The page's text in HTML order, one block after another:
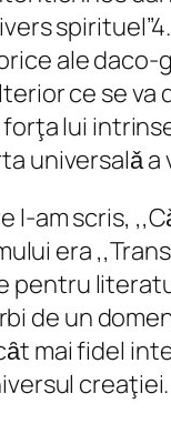
ale daco-
ce se va
lui
universalǎ a
l-am scris,
era
pentru
de un
mai fidel
creaţiei.